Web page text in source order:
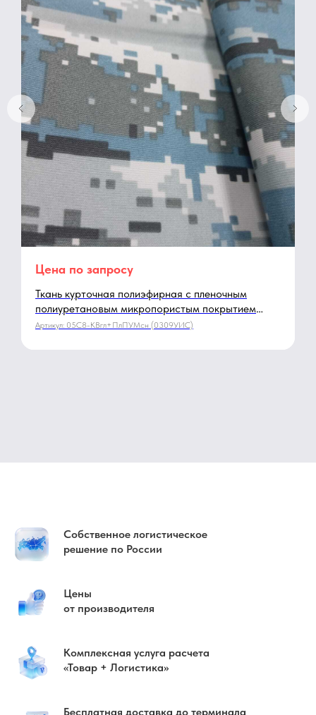
Ткань курточная полиэфирная с пленочным
полиуретановым микропористым покрытием
камуфлированной расцветки «Озеро» 0309 УИС
Артикул: 05С8-КВгл+ПлПУМсн (0309УИС)
Цена по запросу
Собственное логистическое
решение по России
Цены
от производителя
Комплексная услуга расчета
«Товар + Логистика»
Бесплатная доставка до терминала